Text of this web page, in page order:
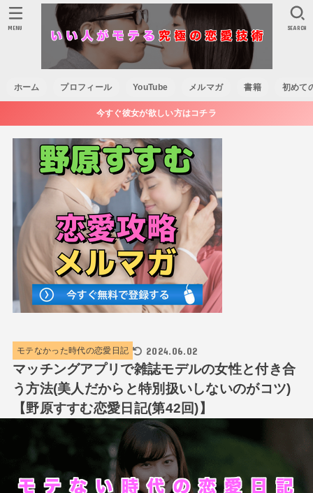
ホーム プロフィール YouTube メルマガ 書籍 初めて
SEARCH
MENU
今すぐ彼女が欲しい方はコチラ
モテなかった時代の恋愛日記 2024.06.02
マッチングアプリで雑誌モデルの女性と付き合
う方法(美人だからと特別扱いしないのがコツ)
【野原すすむ恋愛日記(第42回)】